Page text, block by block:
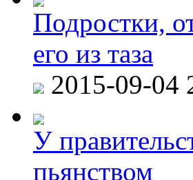
Подростки,
его из таза
2015-09-04
У
пьянством